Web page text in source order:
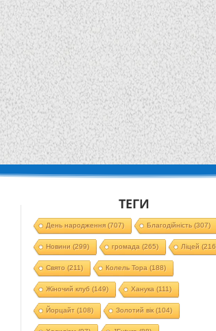
ТЕГИ
День народження(707) Благодійність (307)
Новини (299) громада (265) Ліцей
Свято (211) Колель Тора (188)
Жіночий клуб (149) Ханука (111)
Йорцайт (108) Золотий вік(104)